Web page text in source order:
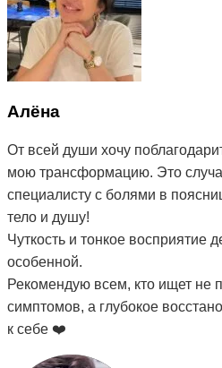
Алёна
От всей души хочу
мою трансформацию. Это
специалисту с болями в
тело и душу!
Чуткость и тонкое восприятие
особенной.
Рекомендую всем, кто ищет не
симптомов, а глубокое
к себе ❤️